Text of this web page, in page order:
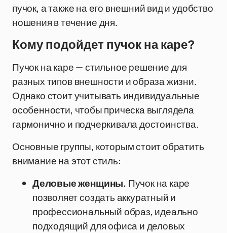
пучок, а также на его внешний вид и удобство
ношения в течение дня.
Кому подойдет пучок на каре?
Пучок на каре — стильное решение для
разных типов внешности и образа жизни.
Однако стоит учитывать индивидуальные
особенности, чтобы прическа выглядела
гармонично и подчеркивала достоинства.
Основные группы, которым стоит обратить
внимание на этот стиль:
Деловые женщины. Пучок на каре
позволяет создать аккуратный и
профессиональный образ, идеально
подходящий для офиса и деловых